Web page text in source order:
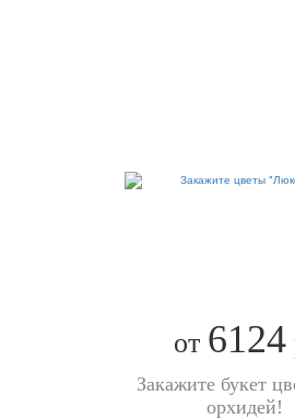
от 6124
Закажите букет
орхидей!